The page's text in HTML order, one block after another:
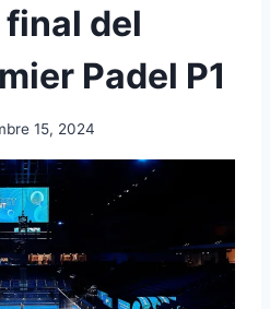
del
Padel P1
15, 2024